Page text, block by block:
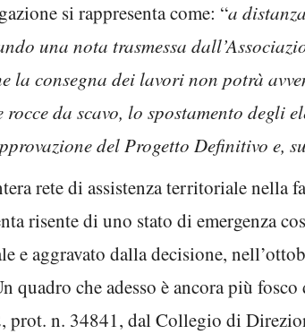
si rappresenta come: “a
una nota trasmessa
la consegna dei lavori non potrà
rocce da scavo, lo spostamento
del Progetto Definitivo e,
rete di assistenza territoriale nella
risente di uno stato di emergenza
e aggravato dalla decisione,
che adesso è ancora più
n. 34841, dal Collegio di